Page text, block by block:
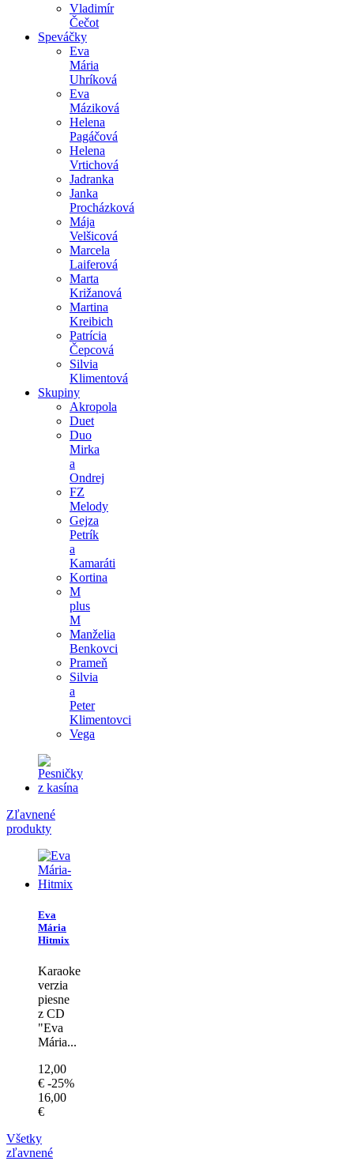
Vladimír
Čečot
Speváčky
Eva
Mária
Uhríková
Eva
Máziková
Helena
Pagáčová
Helena
Vrtichová
Jadranka
Janka
Procházková
Mája
Velšicová
Marcela
Laiferová
Marta
Križanová
Martina
Kreibich
Patrícia
Čepcová
Silvia
Klimentová
Skupiny
Akropola
Duet
Duo
Mirka
a
Ondrej
FZ
Melody
Gejza
Petrík
a
Kamaráti
Kortina
M
plus
M
Manželia
Benkovci
Prameň
Silvia
a
Peter
Klimentovci
Vega
Zľavnené
produkty
Eva
Mária
Hitmix
Karaoke
verzia
piesne
z CD
"Eva
Mária...
12,00
€ -25%
16,00
€
Všetky
zľavnené